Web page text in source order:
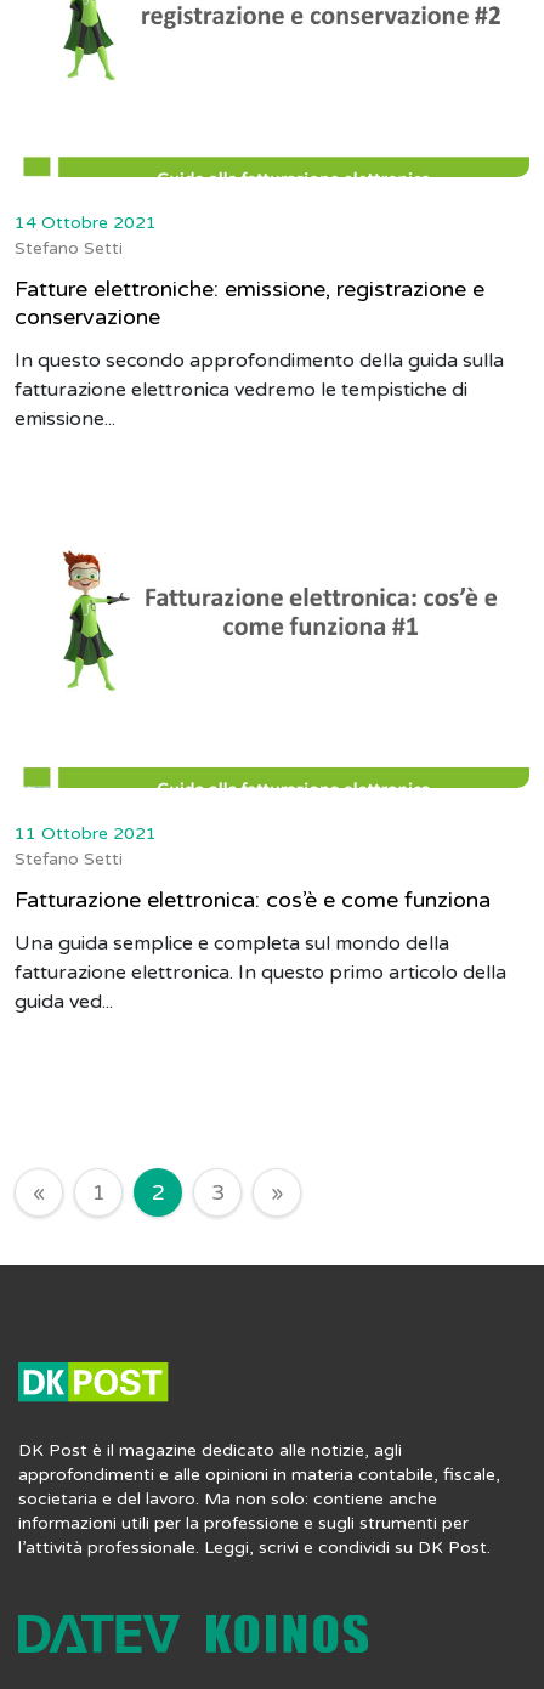
14 Ottobre 2021
Stefano Setti
Fatture elettroniche: emissione, registrazione e
conservazione
In questo secondo approfondimento della guida sulla
fatturazione elettronica vedremo le tempistiche di
emissione...
11 Ottobre 2021
Stefano Setti
Fatturazione elettronica: cos’è e come funziona
Una guida semplice e completa sul mondo della
fatturazione elettronica. In questo primo articolo della
guida ved...
Navigazione degli articoli
« 1 2 3 »
DK Post è il magazine dedicato alle notizie, agli
approfondimenti e alle opinioni in materia contabile, fiscale,
societaria e del lavoro. Ma non solo: contiene anche
informazioni utili per la professione e sugli strumenti per
l’attività professionale. Leggi, scrivi e condividi su DK Post.